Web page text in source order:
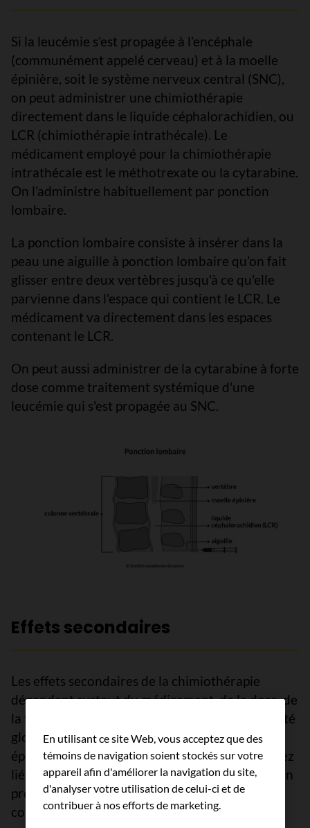
Si la leucémie s’est propagée à l’encéphale
(communément appelé cerveau) et à la moelle
épinière, soit le système nerveux central (SNC),
on peut administrer une chimiothérapie
directement dans le liquide céphalorachidien, ou
LCR (chimiothérapie intrathécale). Le
médicament employé pour la chimiothérapie
intrathécale est le méthotrexate ou la cytarabine.
On l’administre habituellement par ponction
lombaire.
La ponction lombaire consiste à insérer dans la
peau une aiguille à ponction lombaire qu’on fait
glisser entre deux vertèbres jusqu'à ce qu'elle
parvienne dans l'espace qui contient le LCR. Le
médicament va directement dans les espaces
contenant le LCR.
On peut aussi administrer de la cytarabine à forte
dose comme traitement systémique d'une
leucémie qui s'est propagée au SNC.
Effets secondaires
Les effets secondaires de la chimiothérapie
dépendent surtout du médicament, de la dose, de
la façon de l’administrer et de votre état de santé
global. Avisez votre équipe de soins si vous
éprouvez des effets secondaires que vous croyez
liés à la chimiothérapie. Plus tôt vous signalez un
problème, plus rapidement on pourra vous dire
comment aider à le traiter.
En utilisant ce site Web, vous acceptez que des
témoins de navigation soient stockés sur votre
appareil afin d'améliorer la navigation du site,
d'analyser votre utilisation de celui-ci et de
contribuer à nos efforts de marketing.